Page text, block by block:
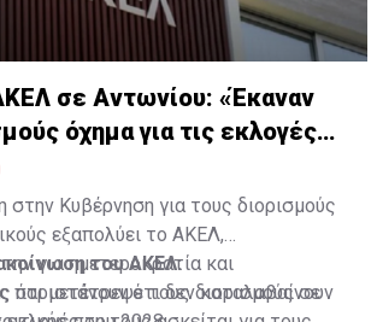
σε Αντωνίου: «Έκαναν
όχημα για τις εκλογές
στην Κυβέρνηση για τους διορισμούς
εξαπολύει το ΑΚΕΛ,
για ημετεροκρατία και
ότι μετέτρεψε τους διορισμούς σε
του ΑΚΕΛ:
παριστάνουν ότι δεν καταλαβαίνουν